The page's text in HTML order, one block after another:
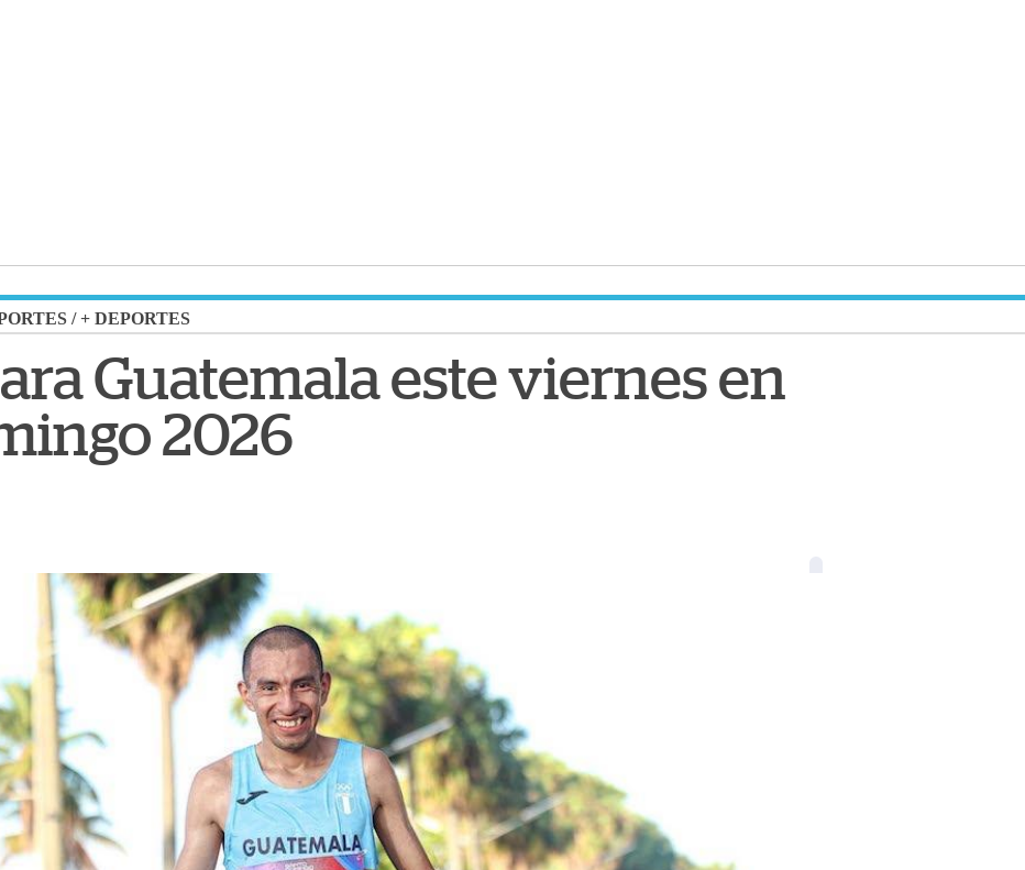
/+ DEPORTES
Guatemala este viernes en
2026